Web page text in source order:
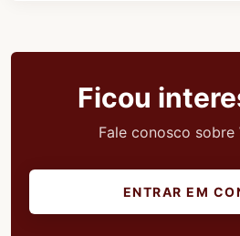
Ficou
Fale conosco sobre
ENTRAR EM